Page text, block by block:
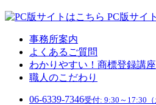
PC版サイ
事務所案内
よくあるご質問
わかりやすい！商標登録講座
職人のこだわり
06-6339-7346受付: 9:30～17:30（